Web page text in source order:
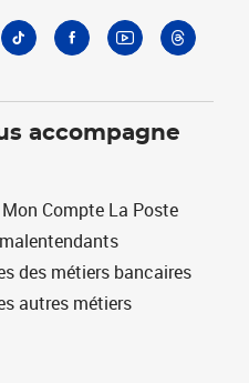
accompagne
Compte La Poste
des métiers bancaires
autres métiers